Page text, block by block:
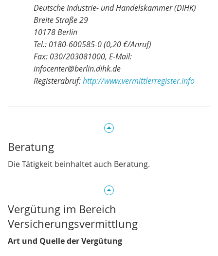
Deutsche Industrie- und Handelskammer (DIHK)
Breite Straße 29
10178 Berlin
Tel.: 0180-600585-0 (0,20 €/Anruf)
Fax: 030/203081000, E-Mail:
infocenter@berlin.dihk.de
Registerabruf:http://www.vermittlerregister.info
Beratung
Die Tätigkeit beinhaltet auch Beratung.
Vergütung im Bereich
Versicherungsvermittlung
Art und Quelle der Vergütung